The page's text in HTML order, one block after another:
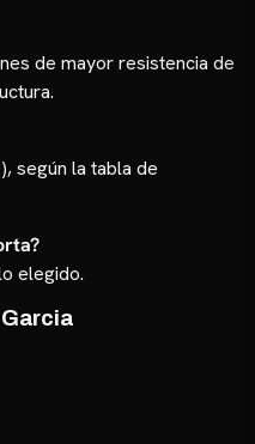
de mayor resistencia de
según la tabla de
elegido.